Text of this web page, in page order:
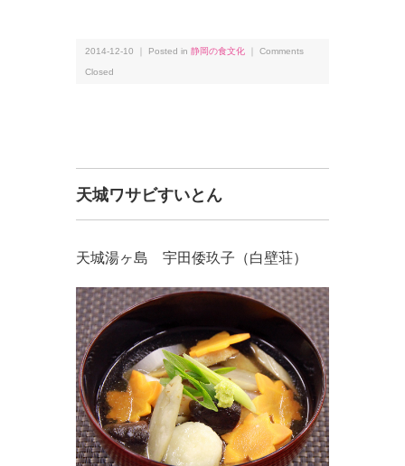
2014-12-10 ｜ Posted in 静岡の食文化 Comments
Closed
天城ワサビすいとん
天城湯ヶ島 宇田倭玖子（白壁荘）